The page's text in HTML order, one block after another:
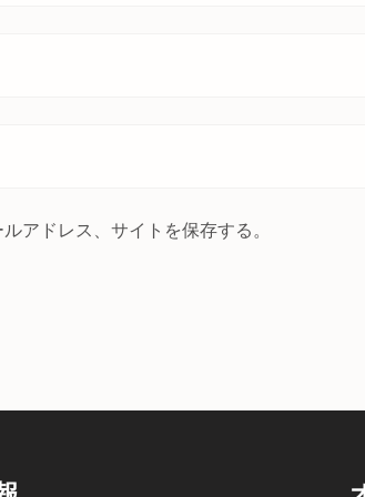
アドレス、サイトを保存する。